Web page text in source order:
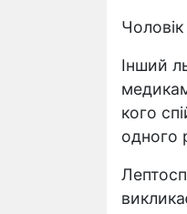
Інший
кого
одного